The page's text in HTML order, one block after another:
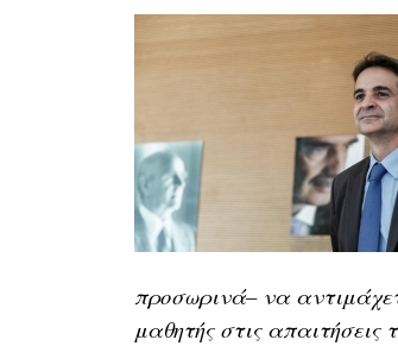
προσωρινά– να
μαθητής στις